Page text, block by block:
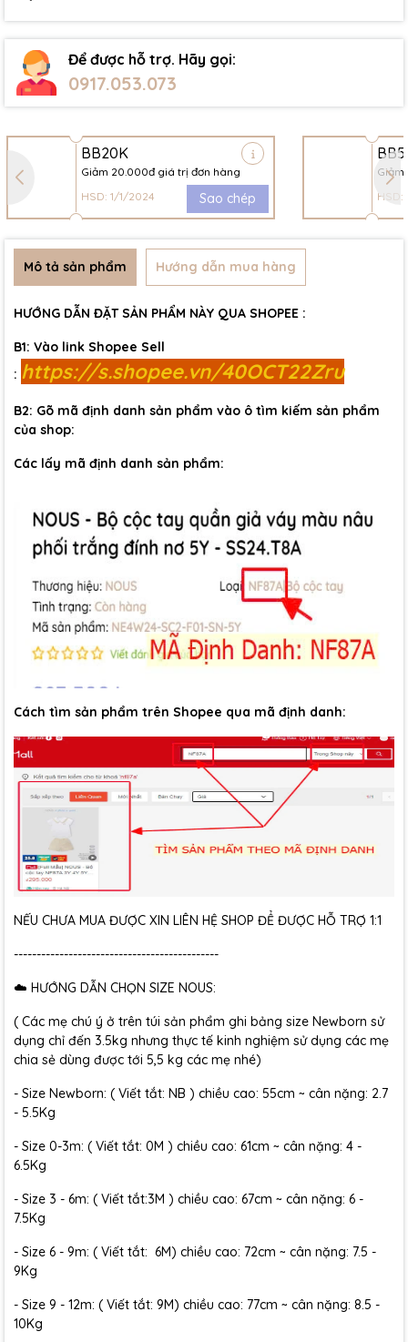
Để được hỗ trợ. Hãy gọi:
0917.053.073
BB20K
Giảm 20.000đ giá trị đơn hàng
HSD: 1/1/2024
Sao chép
HSD:
Mô tả sản phẩm Hướng dẫn mua hàng
HƯỚNG DẪN ĐẶT SẢN PHẨM NÀY QUA SHOPEE :
B1: Vào link Shopee Sell
: https://s.shopee.vn/40OCT22Zru
B2: Gõ mã định danh sản phẩm vào ô tìm kiếm sản phẩm
của shop:
Các lấy mã định danh sản phẩm:
Cách tìm sản phẩm trên Shopee qua mã định danh:
NẾU CHƯA MUA ĐƯỢC XIN LIÊN HỆ SHOP ĐỂ ĐƯỢC HỖ TRỢ 1:1
---------------------------------------------
☁️ HƯỚNG DẪN CHỌN SIZE NOUS:
( Các mẹ chú ý ở trên túi sản phẩm ghi bảng size Newborn sử
dụng chỉ đến 3.5kg nhưng thực tế kinh nghiệm sử dụng các mẹ
chia sẻ dùng được tới 5,5 kg các mẹ nhé)
- Size Newborn: ( Viết tắt: NB ) chiều cao: 55cm ~ cân nặng: 2.7
- 5.5Kg
- Size 0-3m: ( Viết tắt: 0M ) chiều cao: 61cm ~ cân nặng: 4 -
6.5Kg
- Size 3 - 6m: ( Viết tắt:3M ) chiều cao: 67cm ~ cân nặng: 6 -
7.5Kg
- Size 6 - 9m: ( Viết tắt: 6M) chiều cao: 72cm ~ cân nặng: 7.5 -
9Kg
- Size 9 - 12m: ( Viết tắt: 9M) chiều cao: 77cm ~ cân nặng: 8.5 -
10Kg